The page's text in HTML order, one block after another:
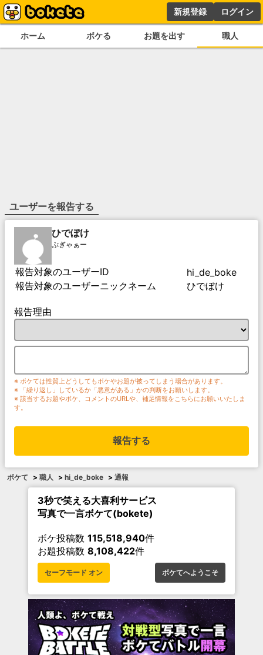
新規登録 ログイン
ホーム ボケる お題を出す 職人
ユーザーを報告する
ひでぼけ
ぷぎゃぁー
報告対象のユーザーID
hi_de_boke
報告対象のユーザーニックネーム
ひでぼけ
報告理由
※ ボケては性質上どうしてもボケやお題が被ってしまう場合があります。
※ 「繰り返し」しているか「悪意がある」かの判断をお願いします。
※ 該当するお題やボケ、コメントのURLや、補足情報をこちらにお願いいたしま
す。
報告する
ボケて > 職人 > hi_de_boke > 通報
3秒で笑える大喜利サービス
写真で一言ボケて(bokete)
ボケ投稿数 115,518,940件
お題投稿数 8,108,422件
セーフモード オン ボケてへようこそ